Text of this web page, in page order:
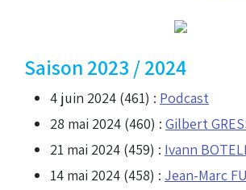
Saison 2023 / 2024
4 juin 2024 (461) : Podcast
28 mai 2024 (460) : Gilbert
21 mai 2024 (459) : Ivann
14 mai 2024 (458) : Jean-Marc